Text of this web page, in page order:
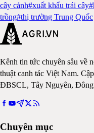
cây cảnh#xuất khẩu trái cây#
trồng#thị trường Trung Quốc
Kênh tin tức chuyên sâu về
thuật canh tác Việt Nam.
ĐBSCL, Tây Nguyên, Đông
Chuyên mục